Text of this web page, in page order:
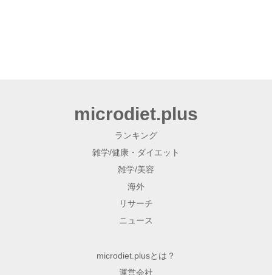
microdiet.plus
ランキング
雑学/健康・ダイエット
雑学/美容
海外
リサーチ
ニュース
microdiet.plusとは？
運営会社